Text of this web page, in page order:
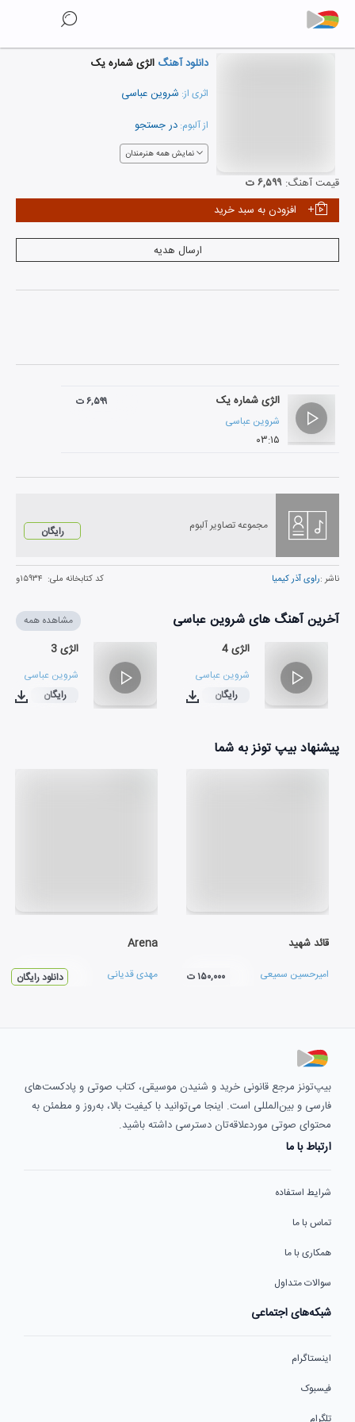
دانلود آهنگ الژی شماره یک
اثری از: شروین عباسی
از آلبوم: در جستجو
نمایش همه هنرمندان
قیمت آهنگ: ۶,۵۹۹ ت
افزودن به سبد خرید
ارسال هدیه
الژی شماره یک
شروین عباسی
۰۳:۱۵
۶,۵۹۹ ت
مجموعه تصاویر آلبوم رایگان
ناشر :راوی آذر کیمیا کد کتابخانه ملی: ۱۵۹۳۴و
آخرین آهنگ های شروین عباسی مشاهده همه
الژی 4
شروین عباسی
۰۶:۱۶
رایگان
الژی 3
شروین عباسی
۰۶:۰۷رایگان
پیشنهاد بیپ تونز به شما
قائد شهید
امیرحسین سمیعی ۱۵۰,۰۰۰ ت
Arena
مهدی قدیانی دانلود رایگان
بیپ‌تونز مرجع قانونی خرید و شنیدن موسیقی، کتاب صوتی و پادکست‌های
فارسی و بین‌المللی است. اینجا می‌توانید با کیفیت بالا، به‌روز و مطمئن به
محتوای صوتی موردعلاقه‌تان دسترسی داشته باشید.
ارتباط با ما
شرایط استفاده
تماس با ما
همکاری با ما
سوالات متداول
شبکه‌های اجتماعی
اینستاگرام
فیسبوک
تلگرام